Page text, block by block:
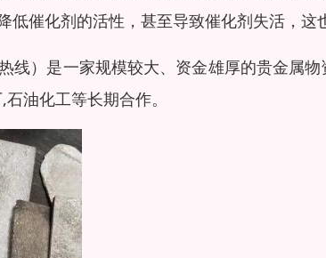
低催化剂的活性，甚至导致催化剂失活，
线）是一家规模较大、资金雄厚的贵金属
油化工等长期合作。